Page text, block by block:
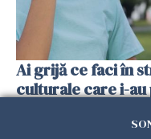
Ai grijă ce faci în
culturale care i-